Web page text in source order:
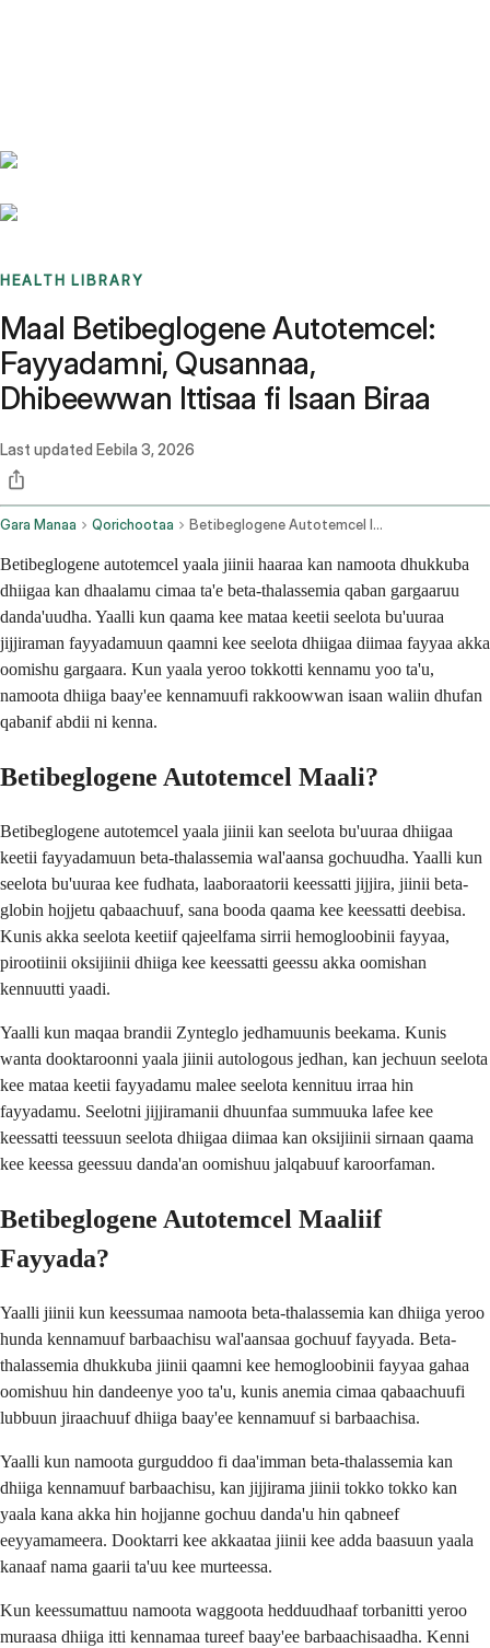
HEALTH LIBRARY
Maal Betibeglogene Autotemcel:
Fayyadamni, Qusannaa,
Dhibeewwan Ittisaa fi Isaan Biraa
Last updated Eebila 3, 2026
Gara Manaa Qorichootaa Betibeglogene Autotemcel Intravenous Route
Betibeglogene autotemcel yaala jiinii haaraa kan namoota dhukkuba
dhiigaa kan dhaalamu cimaa ta'e beta-thalassemia qaban gargaaruu
danda'uudha. Yaalli kun qaama kee mataa keetii seelota bu'uuraa
jijjiraman fayyadamuun qaamni kee seelota dhiigaa diimaa fayyaa akka
oomishu gargaara. Kun yaala yeroo tokkotti kennamu yoo ta'u,
namoota dhiiga baay'ee kennamuufi rakkoowwan isaan waliin dhufan
qabanif abdii ni kenna.
Betibeglogene Autotemcel Maali?
Betibeglogene autotemcel yaala jiinii kan seelota bu'uuraa dhiigaa
keetii fayyadamuun beta-thalassemia wal'aansa gochuudha. Yaalli kun
seelota bu'uuraa kee fudhata, laaboraatorii keessatti jijjira, jiinii beta-
globin hojjetu qabaachuuf, sana booda qaama kee keessatti deebisa.
Kunis akka seelota keetiif qajeelfama sirrii hemogloobinii fayyaa,
pirootiinii oksijiinii dhiiga kee keessatti geessu akka oomishan
kennuutti yaadi.
Yaalli kun maqaa brandii Zynteglo jedhamuunis beekama. Kunis
wanta dooktaroonni yaala jiinii autologous jedhan, kan jechuun seelota
kee mataa keetii fayyadamu malee seelota kennituu irraa hin
fayyadamu. Seelotni jijjiramanii dhuunfaa summuuka lafee kee
keessatti teessuun seelota dhiigaa diimaa kan oksijiinii sirnaan qaama
kee keessa geessuu danda'an oomishuu jalqabuuf karoorfaman.
Betibeglogene Autotemcel Maaliif
Fayyada?
Yaalli jiinii kun keessumaa namoota beta-thalassemia kan dhiiga yeroo
hunda kennamuuf barbaachisu wal'aansaa gochuuf fayyada. Beta-
thalassemia dhukkuba jiinii qaamni kee hemogloobinii fayyaa gahaa
oomishuu hin dandeenye yoo ta'u, kunis anemia cimaa qabaachuufi
lubbuun jiraachuuf dhiiga baay'ee kennamuuf si barbaachisa.
Yaalli kun namoota gurguddoo fi daa'imman beta-thalassemia kan
dhiiga kennamuuf barbaachisu, kan jijjirama jiinii tokko tokko kan
yaala kana akka hin hojjanne gochuu danda'u hin qabneef
eeyyamameera. Dooktarri kee akkaataa jiinii kee adda baasuun yaala
kanaaf nama gaarii ta'uu kee murteessa.
Kun keessumattuu namoota waggoota hedduudhaaf torbanitti yeroo
muraasa dhiiga itti kennamaa tureef baay'ee barbaachisaadha. Kenni